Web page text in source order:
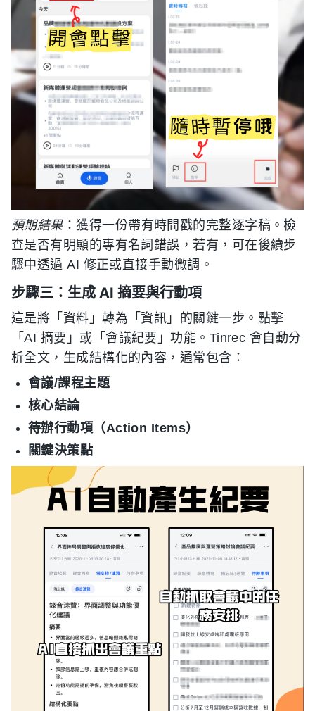
預期結果：獲得一份帶有時間戳的完整逐字稿。檢
查是否有明顯的專有名詞錯誤，若有，可在後續步
驟中透過 AI 修正或直接手動微調。
步驟三：生成 AI 摘要與行動項
這是將「資料」轉為「資訊」的關鍵一步。點擊
「AI 摘要」或「會議紀要」功能。Tinrec 會自動分
析全文，生成結構化的內容，通常包含：
會議/課程主題
核心結論
待辦行動項（Action Items）
關鍵決策點